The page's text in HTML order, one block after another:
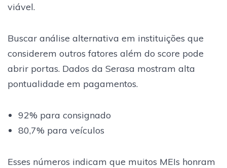
viável.
Buscar análise alternativa em instituições que
considerem outros fatores além do score pode
abrir portas. Dados da Serasa mostram alta
pontualidade em pagamentos.
92% para consignado
80,7% para veículos
Esses números indicam que muitos MEIs honram